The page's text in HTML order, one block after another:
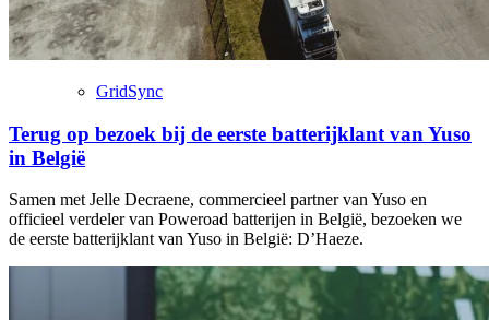
GridSync
Terug op bezoek bij de eerste batterijklant van Yuso
in België
Samen met Jelle Decraene, commercieel partner van Yuso en
officieel verdeler van Poweroad batterijen in België, bezoeken we
de eerste batterijklant van Yuso in België: D’Haeze.